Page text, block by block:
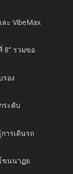
ะ VibeMax
8” รวมขอ
รอง
ระดับ
ารเดินรถ
ขนนาฏย